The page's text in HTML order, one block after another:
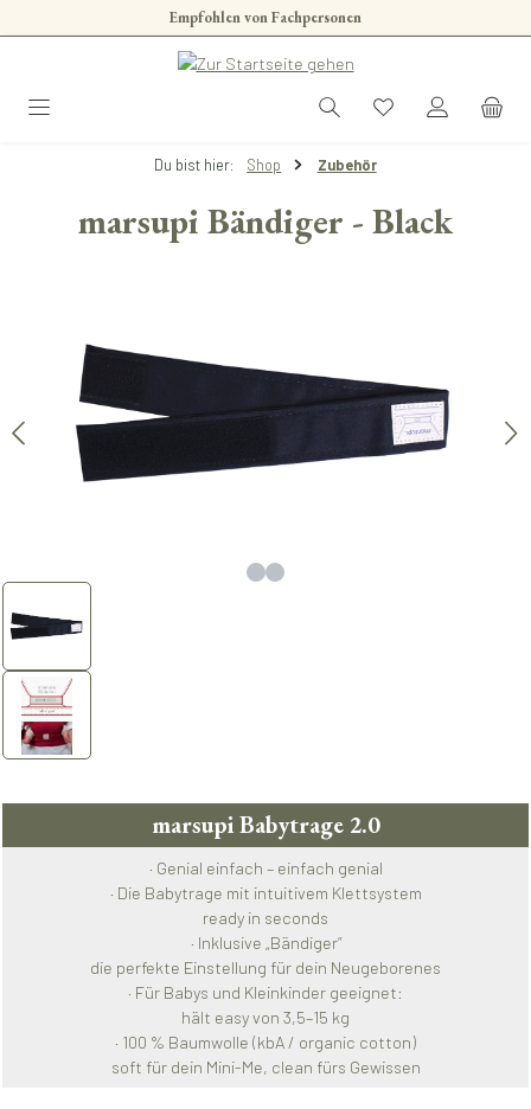
Zum Hauptinhalt springenEmpfohlen von Fachpersonen
Du bist hier: Shop Zubehör
marsupi Bändiger - Black
marsupi Babytrage 2.0
· Genial einfach – einfach genial
· Die Babytrage mit intuitivem Klettsystem
ready in seconds
· Inklusive „Bändiger“
die perfekte Einstellung für dein Neugeborenes
· Für Babys und Kleinkinder geeignet:
hält easy von 3,5–15 kg
· 100 % Baumwolle (kbA / organic cotton)
soft für dein Mini-Me, clean fürs Gewissen